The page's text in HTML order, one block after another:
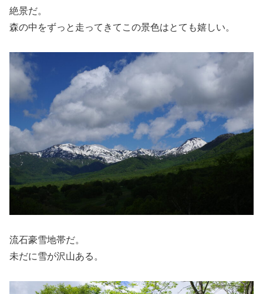
絶景だ。
森の中をずっと走ってきてこの景色はとても嬉しい。
流石豪雪地帯だ。
未だに雪が沢山ある。